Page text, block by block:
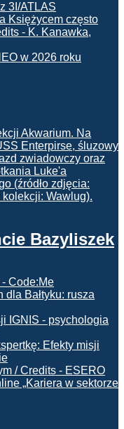
3I/ATLAS
w 2026 roku
Bazyliszek
dla Bałtyku: rusza
Efekty misji
„Kariera w sektorze